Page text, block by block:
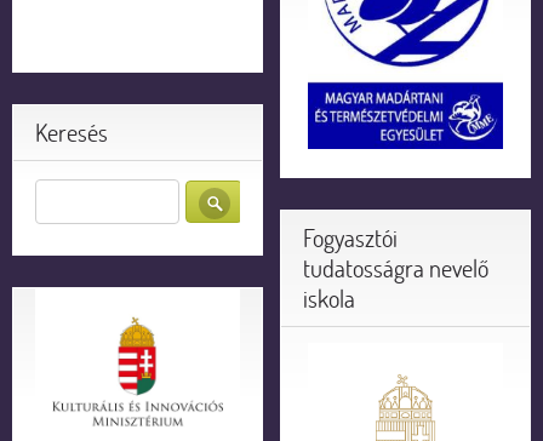
Keresés
Fogyasztói
tudatosságra nevelő
iskola